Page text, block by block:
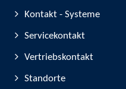
Kontakt - Systeme
Servicekontakt
Vertriebskontakt
Standorte